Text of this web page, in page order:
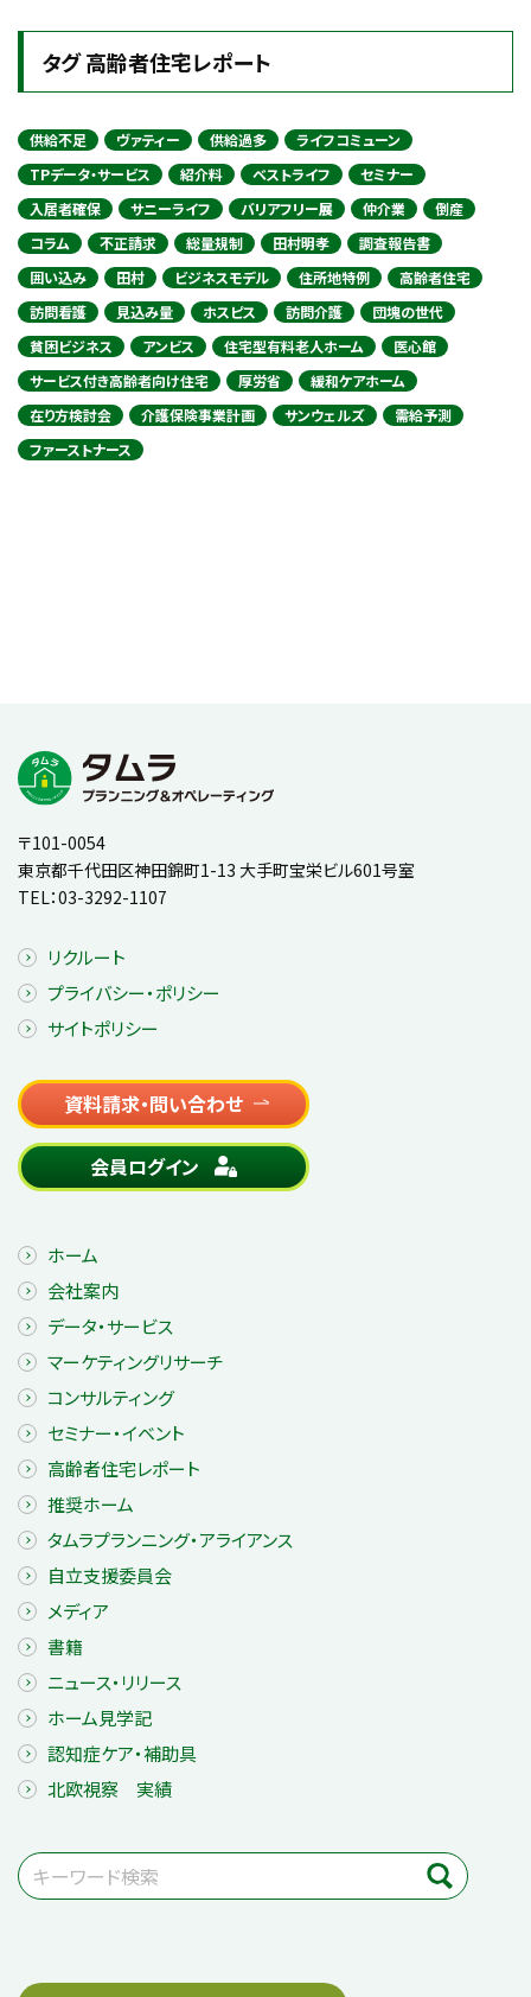
タグ 高齢者住宅レポート
供給不足 ヴァティー 供給過多
ライフコミューン
TPデータ・サービス
紹介料 ベストライフ
セミナー
入居者確保
サニーライフ バリアフリー展 仲介業
倒産
コラム
不正請求 総量規制 田村明孝
調査報告書
囲い込み
田村 ビジネスモデル 住所地特例
高齢者住宅
訪問看護
見込み量 ホスピス 訪問介護
団塊の世代
貧困ビジネス
アンビス 住宅型有料老人ホーム
医心館
サービス付き高齢者向け住宅
厚労省
緩和ケアホーム
在り方検討会
介護保険事業計画 サンウェルズ
需給予測
ファーストナース
〒101-0054
東京都千代田区神田錦町1-13 大手町宝栄ビル601号室
TEL：03-3292-1107
リクルート
プライバシー・ポリシー
サイトポリシー
資料請求・問い合わせ
会員ログイン
ホーム
会社案内
データ・サービス
マーケティングリサーチ
コンサルティング
セミナー・イベント
高齢者住宅レポート
推奨ホーム
タムラプランニング・アライアンス
自立支援委員会
メディア
書籍
ニュース・リリース
ホーム見学記
認知症ケア・補助具
北欧視察 実績